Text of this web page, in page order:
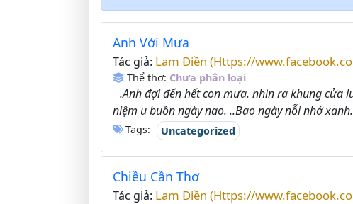
Anh Với Mưa
Tác giả: Lam Điền (Https://
Thể thơ: Chưa phân loại
.Anh đợi đến hết con mưa. nhìn ra khung cửa
niệm u buồn ngày nao. ..Bao ngày nỗi nhớ
Tags: Uncategorized
Chiều Cần Thơ
Tác giả: Lam Điền (Https://